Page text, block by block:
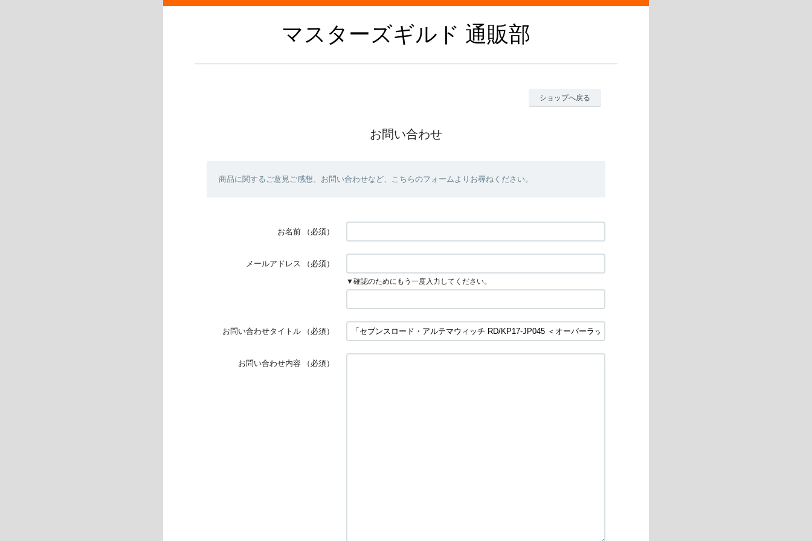
マスターズギルド 通販部
ショップへ戻る
お問い合わせ
商品に関するご意見ご感想、お問い合わせなど、こちらのフォームよりお尋ねください。
お名前 （必須）
メールアドレス （必須）
▼確認のためにもう一度入力してください。
お問い合わせタイトル （必須）
お問い合わせ内容 （必須）